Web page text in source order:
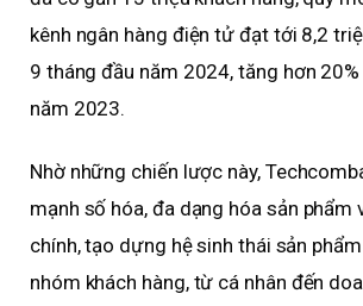
kênh ngân hàng điện tử đạt tới 8,2
9 tháng đầu năm 2024, tăng hơn
năm 2023.
Nhờ những chiến lược này,
mạnh số hóa, đa dạng hóa sản phẩm
chính, tạo dựng hệ sinh thái sản
nhóm khách hàng, từ cá nhân đến